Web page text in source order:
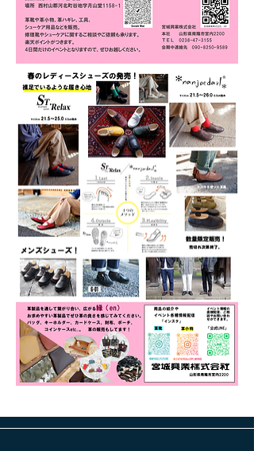
前へ 次へ